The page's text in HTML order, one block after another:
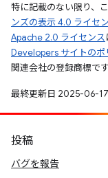
特に記載のない限り、
ンズの表示 4.0 ライセ
Apache 2.0 ライセンス
Developers サイトのポ
関連会社の登録商標です
最終更新日 2025-06-17
投稿
バグを報告